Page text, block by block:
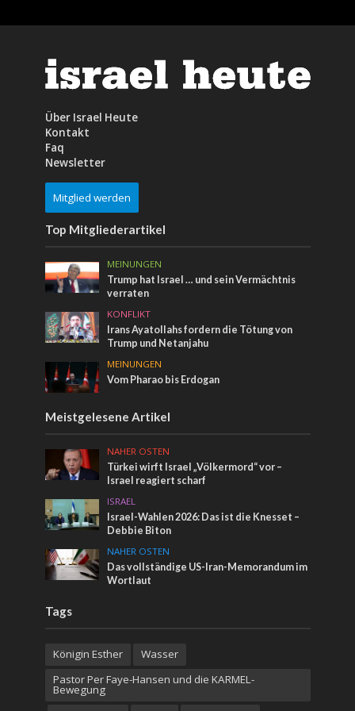
Über Israel Heute
Kontakt
Faq
Newsletter
Mitglied werden
Top Mitgliederartikel
MEINUNGEN
Trump hat Israel … und sein Vermächtnis
verraten
KONFLIKT
Irans Ayatollahs fordern die Tötung von
Trump und Netanjahu
MEINUNGEN
Vom Pharao bis Erdogan
Meistgelesene Artikel
NAHER OSTEN
Türkei wirft Israel „Völkermord“ vor –
Israel reagiert scharf
ISRAEL
Israel-Wahlen 2026: Das ist die Knesset –
Debbie Biton
NAHER OSTEN
Das vollständige US-Iran-Memorandum im
Wortlaut
Tags
Königin Esther
Wasser
Pastor Per Faye-Hansen und die KARMEL-
Bewegung